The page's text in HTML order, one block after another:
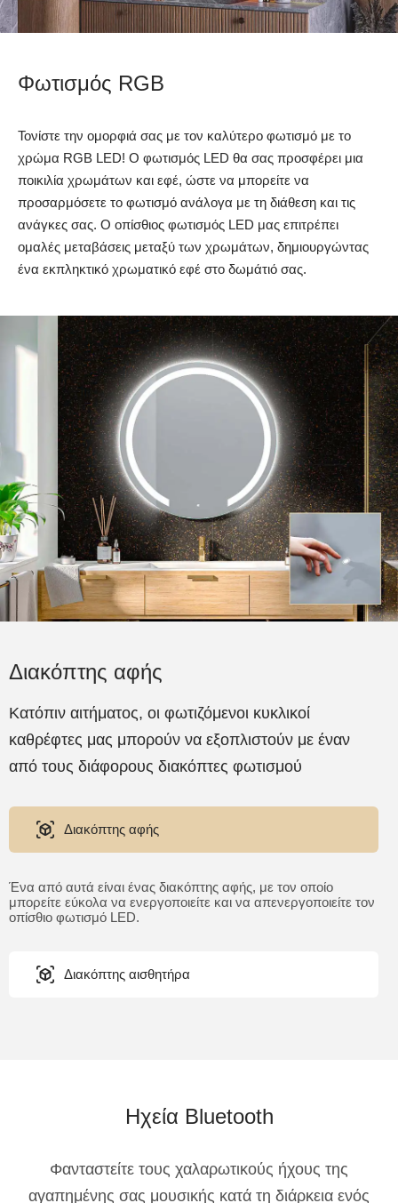
Φωτισμός RGB
Τονίστε την ομορφιά σας με τον καλύτερο φωτισμό με το
χρώμα RGB LED! Ο φωτισμός LED θα σας προσφέρει μια
ποικιλία χρωμάτων και εφέ, ώστε να μπορείτε να
προσαρμόσετε το φωτισμό ανάλογα με τη διάθεση και τις
ανάγκες σας. Ο οπίσθιος φωτισμός LED μας επιτρέπει
ομαλές μεταβάσεις μεταξύ των χρωμάτων, δημιουργώντας
ένα εκπληκτικό χρωματικό εφέ στο δωμάτιό σας.
Διακόπτης αφής
Κατόπιν αιτήματος, οι φωτιζόμενοι κυκλικοί
καθρέφτες μας μπορούν να εξοπλιστούν με έναν
από τους διάφορους διακόπτες φωτισμού
Διακόπτης αφής
Ένα από αυτά είναι ένας διακόπτης αφής, με τον οποίο
μπορείτε εύκολα να ενεργοποιείτε και να απενεργοποιείτε τον
οπίσθιο φωτισμό LED.
Διακόπτης αισθητήρα
Ηχεία Bluetooth
Φανταστείτε τους χαλαρωτικούς ήχους της
αγαπημένης σας μουσικής κατά τη διάρκεια ενός